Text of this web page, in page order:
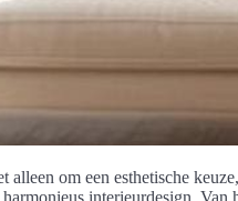
om een esthetische